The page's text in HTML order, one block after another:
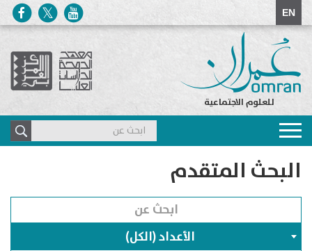
EN
للعلوم الاجتماعية
Toggle
navigation
البحث المتقدم
الأعداد (الكل)